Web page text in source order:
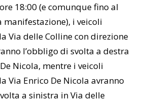
18:00 (e comunque fino al
i veicoli
Via delle Colline con direzione
l’obbligo di svolta a destra
Nicola, mentre i veicoli
Via Enrico De Nicola avranno
a sinistra in Via delle